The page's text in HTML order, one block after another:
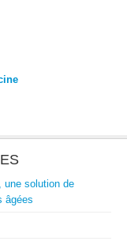
une solution de
âgées